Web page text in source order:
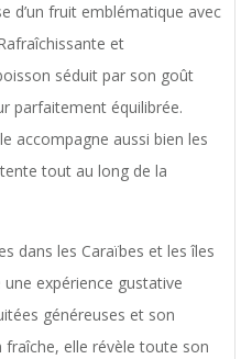
d’un fruit emblématique avec
et
séduit par son goût
parfaitement équilibrée.
accompagne aussi bien les
tout au long de la
dans les Caraïbes et les îles
expérience gustative
généreuses et son
elle révèle toute son